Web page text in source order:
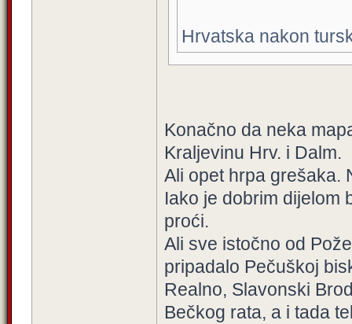
Hrvatska nakon
Konačno da neka
Kraljevinu Hrv. i Dalm.
Ali opet hrpa grešaka.
Iako je dobrim dijelom
proći.
Ali sve istočno od
pripadalo Pečuškoj
Realno, Slavonski
Bečkog rata, a i tada